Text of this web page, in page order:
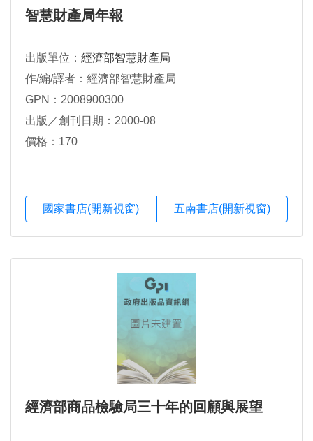
智慧財產局年報
出版單位： 經濟部智慧財產局
作/編/譯者：經濟部智慧財產局
GPN：2008900300
出版／創刊日期：2000-08
價格：170
國家書店(開新視窗) 五南書店(開新視窗)
經濟部商品檢驗局三十年的回顧與展望